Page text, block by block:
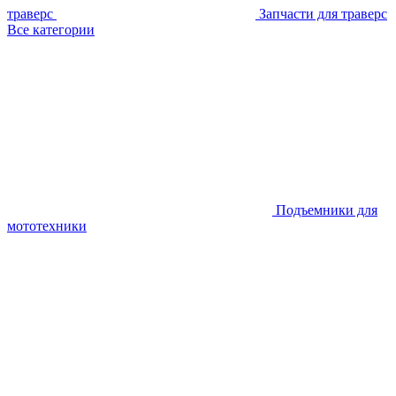
траверс
Запчасти для траверс
Все категории
Подъемники для
мототехники